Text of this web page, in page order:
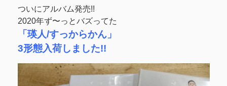
ついにアルバム発売!!
2020年ず〜っとバズってた
「瑛人/すっからかん」
3形態入荷しました!!